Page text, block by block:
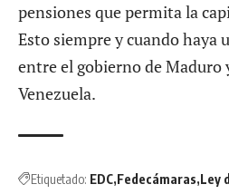
pensiones que permita la
Esto siempre y cuando haya
entre el gobierno de Maduro
Venezuela.
Etiquetado: EDC Fedecámaras Ley